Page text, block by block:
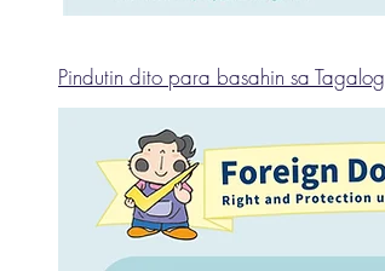
Pindutin dito para basahin sa Tagalog